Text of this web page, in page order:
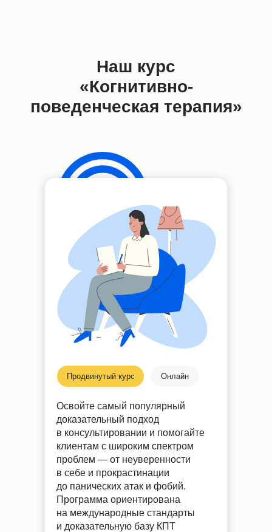
Наш курс
«Когнитивно-
поведенческая терапия»
Освойте самый популярный
доказательный подход
в консультировании и помогайте
клиентам с широким спектром
проблем — от неуверенности
в себе и прокрастинации
до панических атак и фобий.
Программа ориентирована
на международные стандарты
и доказательную базу КПТ
Онлайн
Продвинутый курс